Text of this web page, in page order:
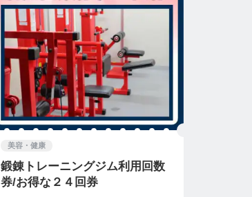
美容・健康
鍛錬トレーニングジム利用回数
券/お得な２４回券